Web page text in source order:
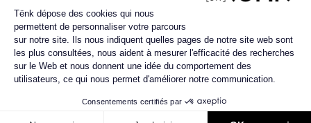
Tënk fête ses dix ans à
Lussas !
23 Juil 2026
Tënk est édité par la coopérative SCIC Tënk basée à